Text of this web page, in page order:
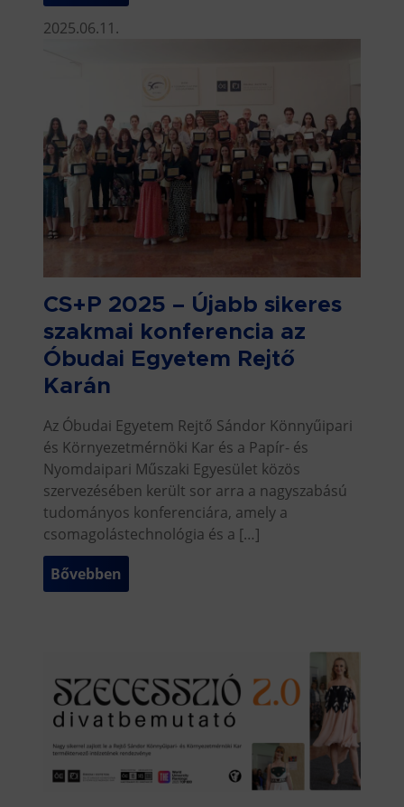
2025.06.11.
CS+P 2025 – Újabb sikeres
szakmai konferencia az
Óbudai Egyetem Rejtő
Karán
Az Óbudai Egyetem Rejtő Sándor Könnyűipari
és Környezetmérnöki Kar és a Papír- és
Nyomdaipari Műszaki Egyesület közös
szervezésében került sor arra a nagyszabású
tudományos konferenciára, amely a
csomagolástechnológia és a […]
Bővebben